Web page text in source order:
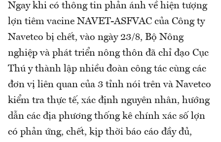
Ngay khi có thông tin phản ánh về hiện tượng
lợn tiêm vacine NAVET-ASFVAC của Công ty
Navetco bị chết, vào ngày 23/8, Bộ Nông
nghiệp và phát triển nông thôn đã chỉ đạo Cục
Thú y thành lập nhiều đoàn công tác cùng các
đơn vị liên quan của 3 tỉnh nói trên và Navetco
kiểm tra thực tế, xác định nguyên nhân, hướng
dẫn các địa phương thống kê chính xác số lợn
có phản ứng, chết, kịp thời báo cáo đầy đủ,